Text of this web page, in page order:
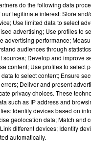
min 13 sec)
des Hautes-
do the following data
legitimate interest: Store
Use limited data to select
advertising; Use profiles to
advertising performance;
audiences through
sources; Develop and improve
content; Use profiles to select
to select content; Ensure
Deliver and present
privacy choices. These
such as IP address and
Identify devices based on
geolocation data; Match and
different devices; Identify
automatically.